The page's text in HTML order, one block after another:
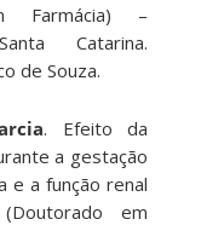
Farmácia) –
Catarina.
de Souza.
. Efeito da
a gestação
e a função renal
em